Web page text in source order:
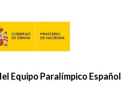
Equipo Paralímpico Español